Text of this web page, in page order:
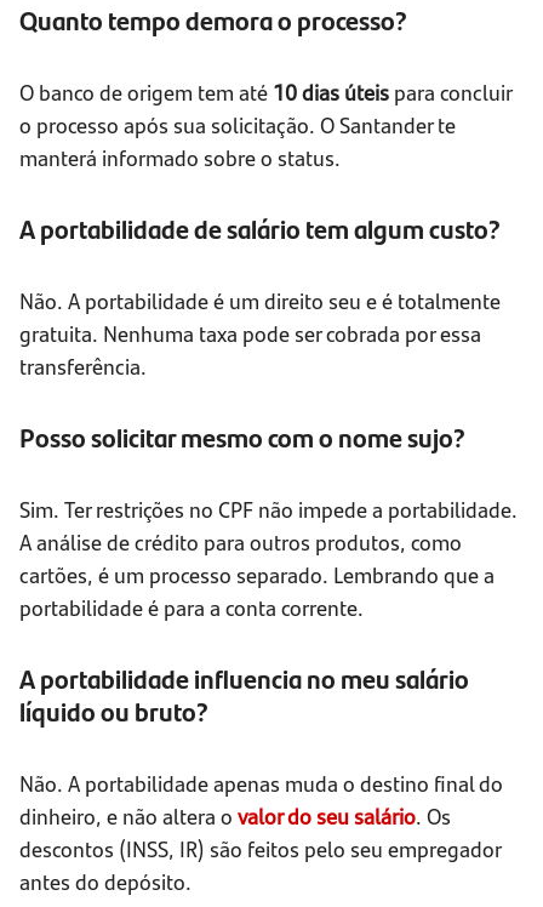
Quanto tempo demora o processo?
O banco de origem tem até 10 dias úteis para concluir
o processo após sua solicitação. O Santander te
manterá informado sobre o status.
A portabilidade de salário tem algum custo?
Não. A portabilidade é um direito seu e é totalmente
gratuita. Nenhuma taxa pode ser cobrada por essa
transferência.
Posso solicitar mesmo com o nome sujo?
Sim. Ter restrições no CPF não impede a portabilidade.
A análise de crédito para outros produtos, como
cartões, é um processo separado. Lembrando que a
portabilidade é para a conta corrente.
A portabilidade influencia no meu salário
líquido ou bruto?
Não. A portabilidade apenas muda o destino final do
dinheiro, e não altera o valor do seu salário. Os
descontos (INSS, IR) são feitos pelo seu empregador
antes do depósito.